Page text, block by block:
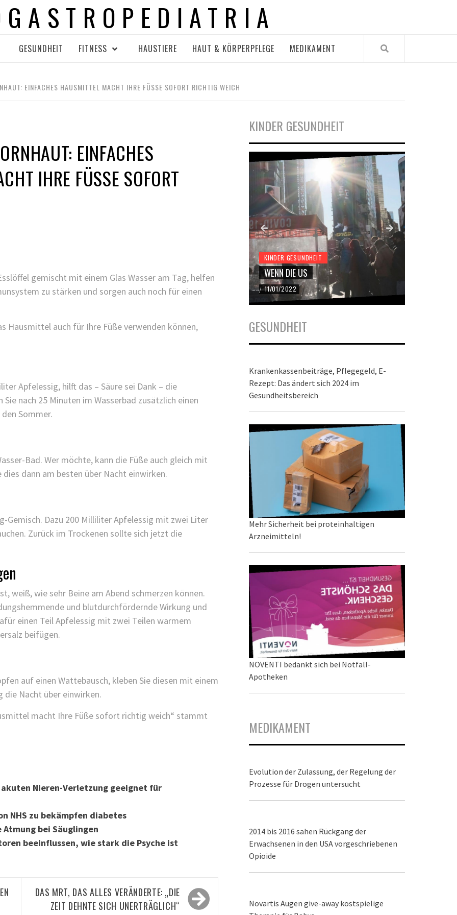
GESUNDHEIT FITNESS HAUSTIERE HAUT & KÖRPERPFLEGE MEDIKAMENT
EINFACHES HAUSMITTEL MACHT IHRE FÜSSE SOFORT RICHTIG WEICH
EINFACHES
IHRE FÜSSE SOFORT R
gemischt mit einem Glas Wasser am Tag, helfen
zu stärken und sorgen auch noch für einen
Hausmittel auch für Ihre Füße verwenden können,
Apfelessig, hilft das – Säure sei Dank – die
nach 25 Minuten im Wasserbad zusätzlich einen
Sommer.
Bad. Wer möchte, kann die Füße auch gleich mit
dann am besten über Nacht einwirken.
Gemisch. Dazu 200 Milliliter Apfelessig mit zwei Liter
Zurück im Trockenen sollte sich jetzt die
weiß, wie sehr Beine am Abend schmerzen können.
und blutdurchfördernde Wirkung und
einen Teil Apfelessig mit zwei Teilen warmem
beifügen.
auf einen Wattebausch, kleben Sie diesen mit einem
die Nacht über einwirken.
macht Ihre Füße sofort richtig weich“ stammt
Nieren-Verletzung geeignet für
NHS zu bekämpfen diabetes
bei Säuglingen
beeinflussen, wie stark die Psyche ist
DAS MRT, DAS ALLES VERÄNDERTE: „DIE
ZEIT DEHNTE SICH UNERTRÄGLICH“
KINDER GESUNDHEIT
SO LANGE DAUERT?
/ 25/11/2021
KINDER GESUNDHEIT
WENN DIE US
/ 11/01/2022
GESUNDHEIT
Krankenkassenbeiträge, Pflegegeld, E-
Rezept: Das ändert sich 2024 im
Gesundheitsbereich
Mehr Sicherheit bei proteinhaltigen
Arzneimitteln!
NOVENTI bedankt sich bei Notfall-
Apotheken
MEDIKAMENT
Evolution der Zulassung, der Regelung der
Prozesse für Drogen untersucht
2014 bis 2016 sahen Rückgang der
Erwachsenen in den USA vorgeschriebenen
Opioide
Novartis Augen give-away kostspielige